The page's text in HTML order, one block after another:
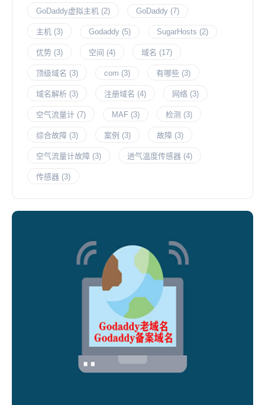
GoDaddy虚拟主机 (2) GoDaddy (7)
主机 (3) Godaddy (5) SugarHosts (2)
优势 (3) 空间 (4) 域名 (17)
顶级域名 (3) com (3) 有哪些 (3)
域名解析 (3) 注册域名 (4) 网络 (3)
空气流量计 (7) MAF (3) 检测 (3)
综合故障 (3) 案例 (3) 故障 (3)
空气流量计故障 (3) 进气温度传感器 (4)
传感器 (3)